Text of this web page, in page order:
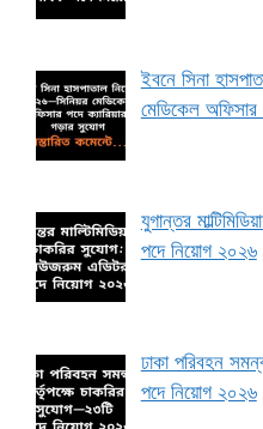
ইবনে সিনা
মেডিকেল অফিসার
যুগান্তর
পদে নিয়োগ ২০২৬
ঢাকা পরিবহন
পদে নিয়োগ ২০২৬